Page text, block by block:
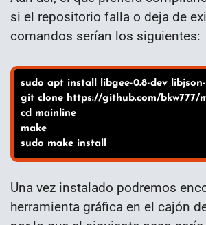
si el repositorio falla o deja de
comandos serían los siguientes:
sudo apt install libgee-0.8-dev
git clone https://github.com/bkw777/
cd mainline
make
sudo make install
Una vez instalado podremos
herramienta gráfica en el cajón